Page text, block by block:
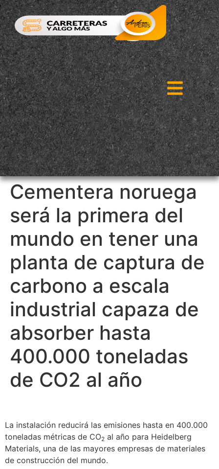
Cementera noruega
será la primera del
mundo en tener una
planta de captura de
carbono a escala
industrial capaza de
absorber hasta
400.000 toneladas
de CO2 al año
La instalación reducirá las emisiones hasta en 400.000
toneladas métricas de CO2 al año para Heidelberg
Materials, una de las mayores empresas de materiales
de construcción del mundo.